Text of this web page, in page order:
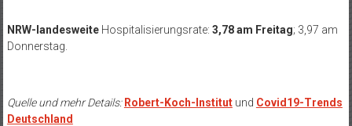
NRW-landesweiteHospitalisierungsrate: 3,78 am Freitag; 3,97 am
Donnerstag.
Quelle und mehr Details: Robert-Koch-Institutund Covid19-Trends
Deutschland